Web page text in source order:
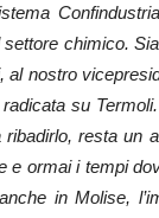
chimico.
al nostro
su
resta un
e ormai i tempi
in Molise,